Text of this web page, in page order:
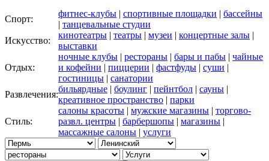
Спорт:
фитнес-клубы | спортивные площадки | бассейны
| танцевальные студии
Искусство:
кинотеатры | театры | музеи | концертные залы |
выставки
Отдых:
ночные клубы | рестораны | бары и пабы | чайные
и кофейни | пиццерии | фастфуды | суши |
гостиницы | санатории
Развлечения:
бильярдные | боулинг | пейнтбол | сауны |
креативное пространство | парки
Стиль:
салоны красоты | мужские магазины | торгово-
развл. центры | барбершопы | магазины |
массажные салоны | услуги